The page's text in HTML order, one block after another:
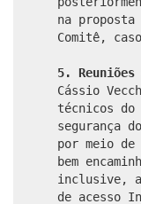
na proposta
Comitê,
5. Reuniões
Cássio
técnicos do
segurança
por meio de
bem
inclusive, a
de acesso